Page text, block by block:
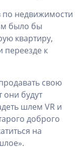
по недвижимости
было бы
квартиру,
переезде к
свою
они будут
шлем VR и
доброго
на